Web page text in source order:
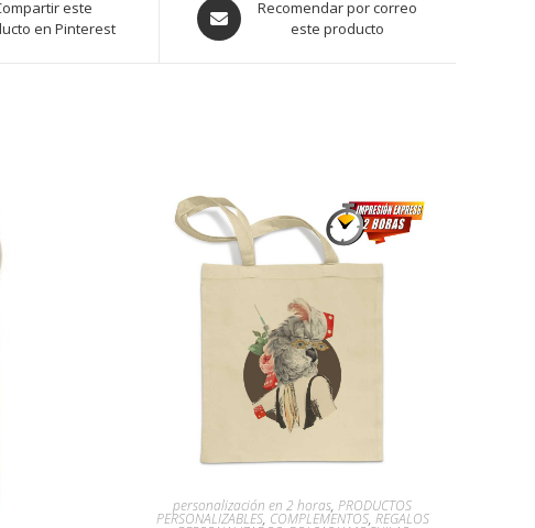
este
en Pinterest
Recomendar por correo
este producto
personalización en 2 horas,PRODUCTOS
PERSONALIZABLES, COMPLEMENTOS, REGALOS